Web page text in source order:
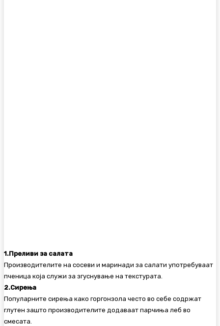
1.Преливи за салата
Производителите на сосеви и маринади за салати употребуваат
пченица која служи за згуснување на текстурата.
2.Сирења
Популарните сирења како горгонзола често во себе содржат
глутен зашто производителите додаваат парчиња леб во
смесата.